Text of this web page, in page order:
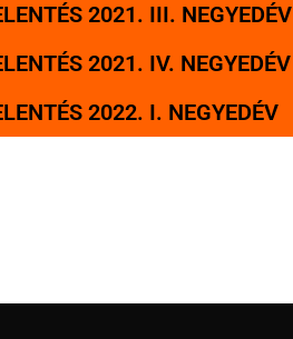
2021. III. NEGYEDÉV
2021. IV. NEGYEDÉV
2022. I. NEGYEDÉV